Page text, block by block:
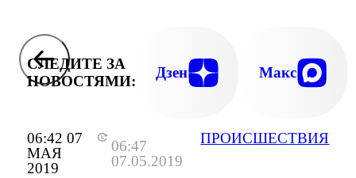
06:42 07
МАЯ
2019
06:47
07.05.2019
ПРОИСШЕСТВИЯ
СЛЕДИТЕ ЗА
НОВОСТЯМИ:
Дзен Макс